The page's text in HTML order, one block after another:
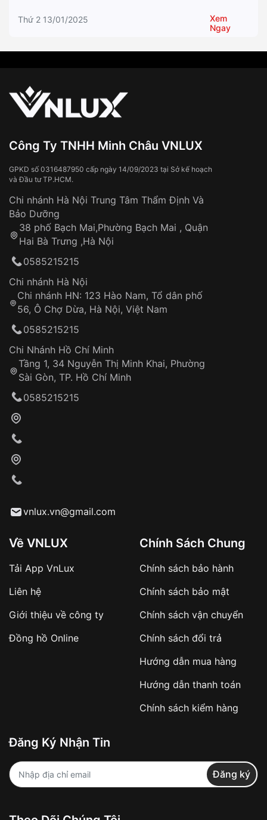
Thứ 2 13/01/2025
Xem
Ngay
Công Ty TNHH Minh Châu VNLUX
GPKD số 0316487950 cấp ngày 14/09/2023 tại Sở kế hoạch
và Đầu tư TP.HCM.
Chi nhánh Hà Nội Trung Tâm Thẩm Định Và
Bảo Dưỡng
38 phố Bạch Mai,Phường Bạch Mai , Quận
Hai Bà Trưng ,Hà Nội
0585215215
Chi nhánh Hà Nội
Chi nhánh HN: 123 Hào Nam, Tổ dân phố
56, Ô Chợ Dừa, Hà Nội, Việt Nam
0585215215
Chi Nhánh Hồ Chí Minh
Tầng 1, 34 Nguyễn Thị Minh Khai, Phường
Sài Gòn, TP. Hồ Chí Minh
0585215215
vnlux.vn@gmail.com
Về VNLUX
Tải App VnLux
Liên hệ
Giới thiệu về công ty
Đồng hồ Online
Chính Sách Chung
Chính sách bảo hành
Chính sách bảo mật
Chính sách vận chuyển
Chính sách đổi trả
Hướng dẫn mua hàng
Hướng dẫn thanh toán
Chính sách kiểm hàng
Đăng Ký Nhận Tin
Đăng ký